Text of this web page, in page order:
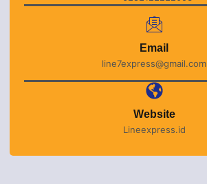
Email
line7express@gmail.com
Website
Lineexpress.id